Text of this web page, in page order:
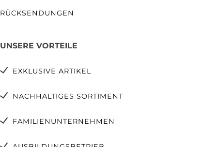
RÜCKSENDUNGEN
UNSERE VORTEILE
EXKLUSIVE ARTIKEL
NACHHALTIGES SORTIMENT
FAMILIENUNTERNEHMEN